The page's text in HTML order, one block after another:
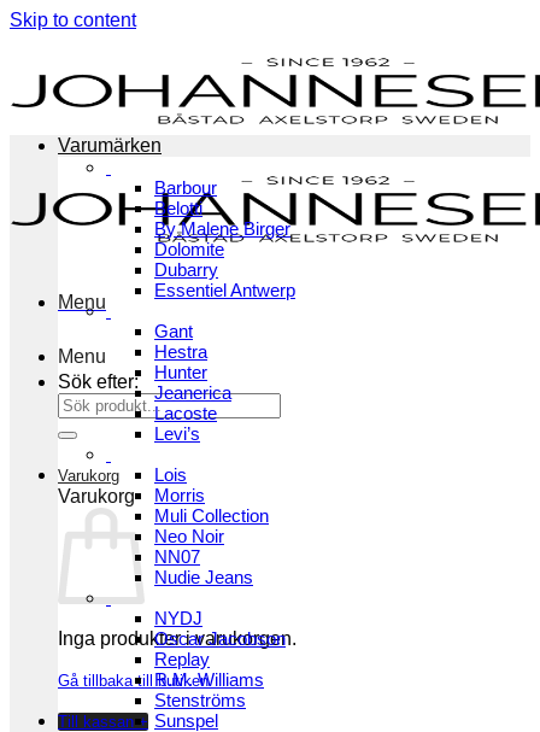
Skip to content
Menu
Menu
Sök efter:
Varukorg
Varukorg
Inga produkter i varukorgen.
Gå tillbaka till butiken
Till kassan +
Varumärken
Barbour
Belotti
By Malene Birger
Dolomite
Dubarry
Essentiel Antwerp
Gant
Hestra
Hunter
Jeanerica
Lacoste
Levi’s
Lois
Morris
Muli Collection
Neo Noir
NN07
Nudie Jeans
NYDJ
Oscar Jacobson
Replay
R.M. Williams
Stenströms
Sunspel